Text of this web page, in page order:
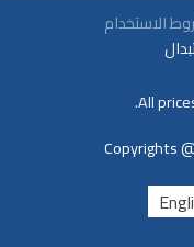
الاستخدام
All
Copyrights